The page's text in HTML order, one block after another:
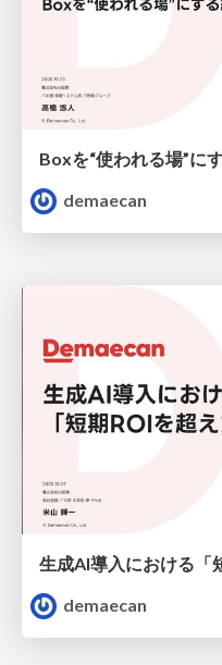
Boxを“使われる場”に
demaecan
生成AI導入における「
demaecan